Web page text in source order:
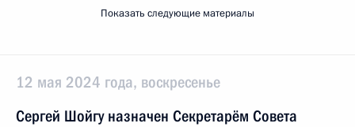
Показать следующие материалы
12 мая 2024 года, воскресенье
Сергей Шойгу назначен Секретарём Совета